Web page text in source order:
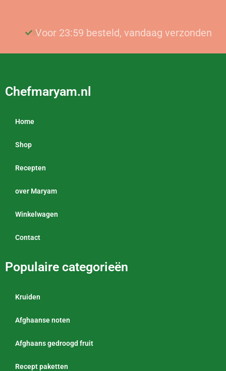
Gratis bezorging vanaf €25
Voor 23:59 besteld, vandaag verzonden
Chefmaryam.nl
Home
Shop
Recepten
over Maryam
Winkelwagen
Contact
Populaire categorieën
Kruiden
Afghaanse noten
Afghaans gedroogd fruit
Recept paketten